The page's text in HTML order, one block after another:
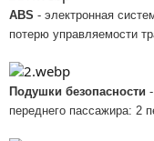
ABS - электронная
потерю управляемости
Подушки безопасности
переднего пассажира: 2